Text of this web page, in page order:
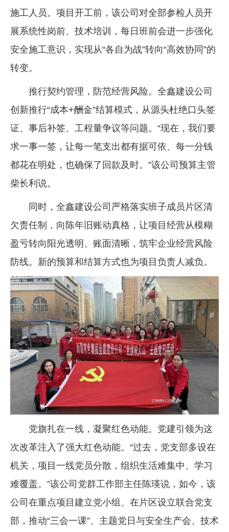
施工人员。项目开工前，该公司对全部参检人员开
展系统性岗前、技术培训，每日班前会进一步强化
安全施工意识，实现从“各自为战”转向“高效协同”的
转变。
推行契约管理，防范经营风险。全鑫建设公司
创新推行“成本+酬金”结算模式，从源头杜绝口头签
证、事后补签、工程量争议等问题。“现在，我们要
求一事一签，让每一笔支出都有据可依、每一分钱
都花在明处，也确保了回款及时。”该公司预算主管
柴长利说。
同时，全鑫建设公司严格落实班子成员片区清
欠责任制，向陈年旧账动真格，让项目经营从模糊
盈亏转向阳光透明、账面清晰，筑牢企业经营风险
防线。新的预算和结算方式也为项目负责人减负。
党旗扎在一线，凝聚红色动能。党建引领为这
次改革注入了强大红色动能。“过去，党支部多设在
机关，项目一线党员分散，组织生活难集中、学习
难覆盖。”该公司党群工作部主任陈瑛说，如今，该
公司在重点项目建立党小组、在片区设立联合党支
部，推动“三会一课”、主题党日与安全生产会、技术